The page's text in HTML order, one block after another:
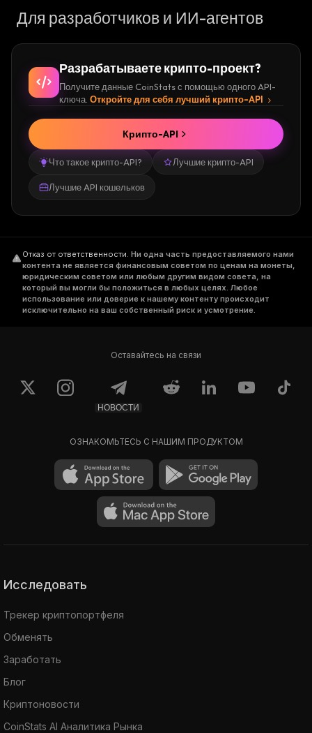
Для разработчиков и ИИ-агентов
Разрабатываете крипто-проект?
Получите данные CoinStats с помощью одного API-
ключа. Откройте для себя лучший крипто-API
Что такое крипто-API? Лучшие крипто-API
Лучшие API кошельков
Крипто-API
Отказ от ответственности. Ни одна часть предоставляемого нами
контента не является финансовым советом по ценам на монеты,
юридическим советом или любым другим видом совета, на
который вы могли бы положиться в любых целях. Любое
использование или доверие к нашему контенту происходит
исключительно на ваш собственный риск и усмотрение.
Оставайтесь на связи
НОВОСТИ
ОЗНАКОМЬТЕСЬ С НАШИМ ПРОДУКТОМ
Исследовать
Трекер криптопортфеля
Обменять
Заработать
Блог
Криптоновости
CoinStats AI Аналитика Рынка